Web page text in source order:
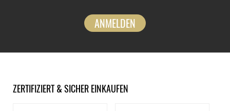
ANMELDEN
ZERTIFIZIERT & SICHER EINKAUFEN